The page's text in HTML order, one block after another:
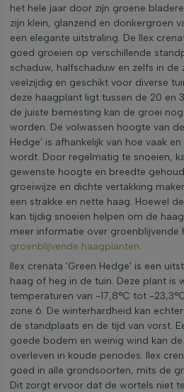
het hele jaar door zijn groene
zijn klein, glanzend en donkergroen
een elegante uitstraling. De Ilex
goed groeien op verschillende
schaduw, halfschaduw en zelfs in
veelzijdig en geschikt voor diverse
deze haagplant ligt tussen de 20 en
de juiste bemesting kan de groei
worden. De volwassen hoogte van
Hedge' is afhankelijk van hoe vaak
wordt. Door regelmatig te snoeien,
gewenste hoogte en breedte
groeiwijze en dichte vertakking
een strakke en nette haag. Hoewel
kan tijdig snoeien helpen om de
meer informatie over groenblijvende
groenblijvende haagplanten.
Ilex crenata 'Green Hedge' is een
haag of heg in de tuin. Deze plant is
temperaturen van -17,8°C tot -
zone 6. De winterhardheid kan
de standplaats en de tijd van vorst.
goede bodem en weinig wind kan
overleven in koude periodes. Ilex
goed in alle grondsoorten, mits de
Dit zorgt ervoor dat de wortels niet